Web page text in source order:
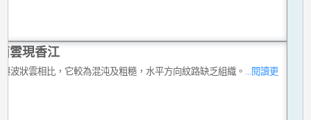
雲現香江
波狀雲相比，它較為混沌及粗糙，水平方向紋路缺乏組織。 ...閱讀更